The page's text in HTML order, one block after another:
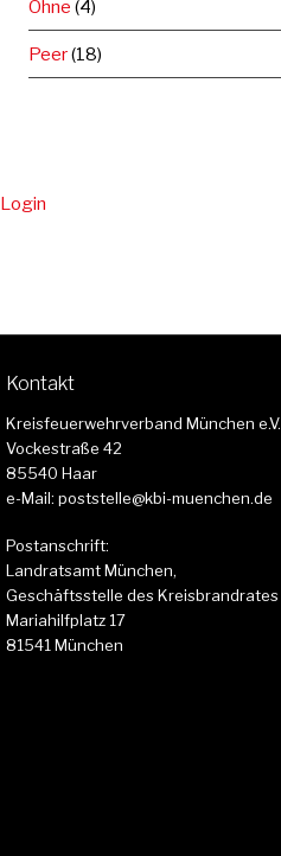
Ohne (4)
Peer(18)
Login
Kontakt
Kreisfeuerwehrverband München e.V.
Vockestraße 42
85540 Haar
e-Mail: poststelle@kbi-muenchen.de
Postanschrift:
Landratsamt München,
Geschäftsstelle des Kreisbrandrates
Mariahilfplatz 17
81541 München